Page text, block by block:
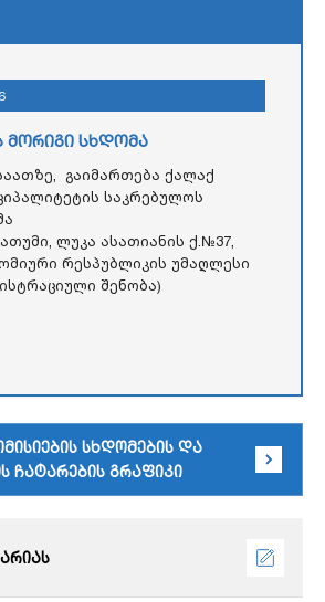
მორიგი სხდომა
გაიმართება ქალაქ
საკრებულოს
ლუკა ასათიანის ქ.№37,
რესპუბლიკის უმაღლესი
შენობა)
სხდომების და
ჩატარების გრაფიკი